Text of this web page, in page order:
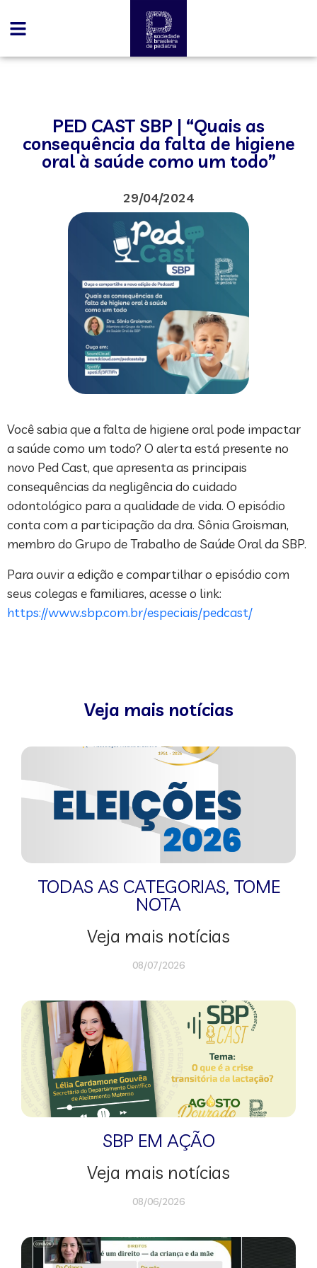
PED CAST SBP | “Quais as
consequência da falta de higiene
oral à saúde como um todo”
29/04/2024
Você sabia que a falta de higiene oral pode impactar
a saúde como um todo? O alerta está presente no
novo Ped Cast, que apresenta as principais
consequências da negligência do cuidado
odontológico para a qualidade de vida. O episódio
conta com a participação da dra. Sônia Groisman,
membro do Grupo de Trabalho de Saúde Oral da SBP.
Para ouvir a edição e compartilhar o episódio com
seus colegas e familiares, acesse o link:
https://www.sbp.com.br/especiais/pedcast/
Veja mais notícias
TODAS AS CATEGORIAS, TOME
NOTA
Veja mais notícias
08/07/2026
SBP EM AÇÃO
Veja mais notícias
08/06/2026